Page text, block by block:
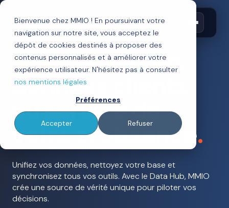
Bienvenue chez MMIO ! En poursuivant votre
navigation sur notre site, vous acceptez le
dépôt de cookies destinés à proposer des
contenus personnalisés et à améliorer votre
expérience utilisateur. N'hésitez pas à consulter
nos mentions légales
Préférences
Accepter Refuser
HubSpot Data
Hub :Unifier les
données clients
au service de
votre croissance.
Unifiez vos données, nettoyez votre base et
synchronisez tous vos outils. Avec le Data Hub, MMIO
crée une source de vérité unique pour piloter vos
décisions.